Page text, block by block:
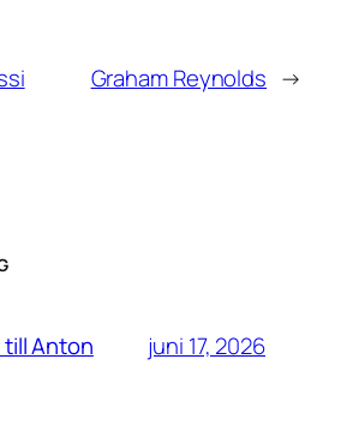
Graham Reynolds →
Anton juni 17, 2026